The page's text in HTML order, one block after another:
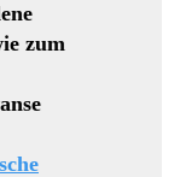
zum